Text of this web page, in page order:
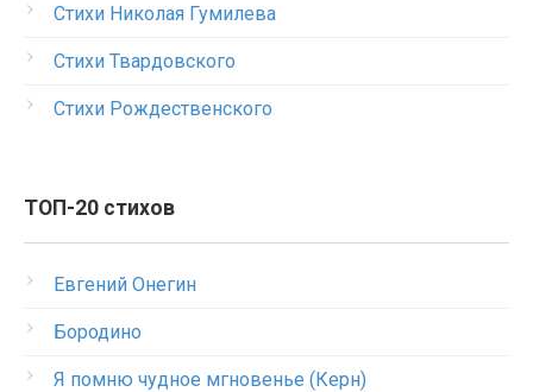
Стихи Николая Гумилева
Стихи Твардовского
Стихи Рождественского
ТОП-20 стихов
Евгений Онегин
Бородино
Я помню чудное мгновенье (Керн)